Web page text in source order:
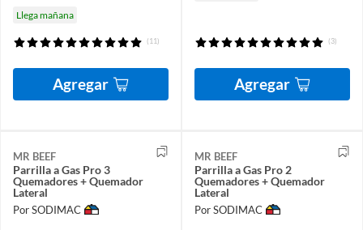
Llega mañana
(11)
Agregar
(3)
Agregar
MR BEEF
Parrilla a Gas Pro 3
Quemadores + Quemador
Lateral
Por SODIMAC
MR BEEF
Parrilla a Gas Pro 2
Quemadores + Quemador
Lateral
Por SODIMAC